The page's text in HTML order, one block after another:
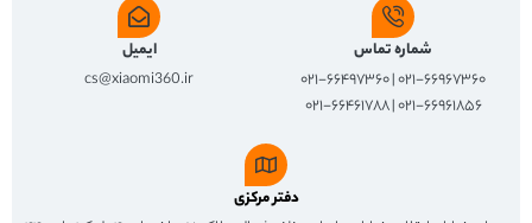
شماره تماس
۰۲۱-۶۶۹۶۷۳۶۰ | ۰۲۱-۶۶۴۹۷۳۶۰
۰۲۱-۶۶۹۶۱۸۵۶ | ۰۲۱-۶۶۴۶۱۷۸۸
ایمیل
cs@xiaomi360.ir
دفتر مرکزی